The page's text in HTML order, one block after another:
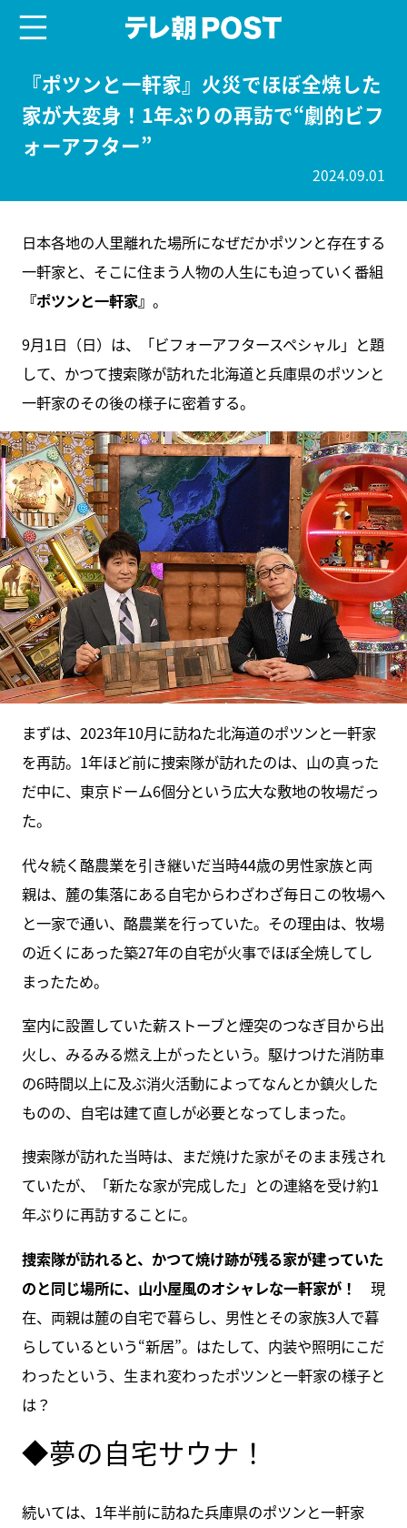
『ポツンと一軒家』火災でほぼ全焼した
家が大変身！1年ぶりの再訪で“劇的ビフ
ォーアフター”
2024.09.01
日本各地の人里離れた場所になぜだかポツンと存在する
一軒家と、そこに住まう人物の人生にも迫っていく番組
『ポツンと一軒家』 。
9月1日（日）は、「ビフォーアフタースペシャル」と題
して、かつて捜索隊が訪れた北海道と兵庫県のポツンと
一軒家のその後の様子に密着する。
まずは、2023年10月に訪ねた北海道のポツンと一軒家
を再訪。1年ほど前に捜索隊が訪れたのは、山の真った
だ中に、東京ドーム6個分という広大な敷地の牧場だっ
た。
代々続く酪農業を引き継いだ当時44歳の男性家族と両
親は、麓の集落にある自宅からわざわざ毎日この牧場へ
と一家で通い、酪農業を行っていた。その理由は、牧場
の近くにあった築27年の自宅が火事でほぼ全焼してし
まったため。
室内に設置していた薪ストーブと煙突のつなぎ目から出
火し、みるみる燃え上がったという。駆けつけた消防車
の6時間以上に及ぶ消火活動によってなんとか鎮火した
ものの、自宅は建て直しが必要となってしまった。
捜索隊が訪れた当時は、まだ焼けた家がそのまま残され
ていたが、「新たな家が完成した」との連絡を受け約1
年ぶりに再訪することに。
捜索隊が訪れると、かつて焼け跡が残る家が建っていた
のと同じ場所に、山小屋風のオシャレな一軒家が！
現
在、両親は麓の自宅で暮らし、男性とその家族3人で暮
らしているという“新居”。はたして、内装や照明にこだ
わったという、生まれ変わったポツンと一軒家の様子と
は？
◆夢の自宅サウナ！
続いては、1年半前に訪ねた兵庫県のポツンと一軒家